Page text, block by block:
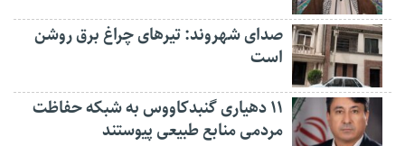
صدای شهروند: تیرهای چراغ برق روشن
است
۱۱ دهیاری گنبدکاووس به شبکه حفاظت
مردمی منابع طبیعی پیوستند